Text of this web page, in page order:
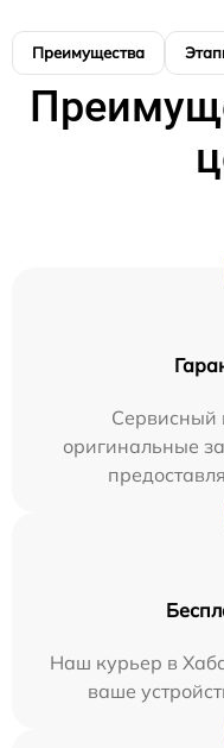
Преимущества
Сервисный
оригинальные
Наш курьер в
ваше